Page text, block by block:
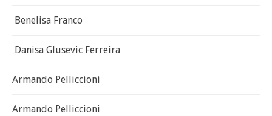
Benelisa Franco
Danisa Glusevic Ferreira
Armando Pelliccioni
Armando Pelliccioni